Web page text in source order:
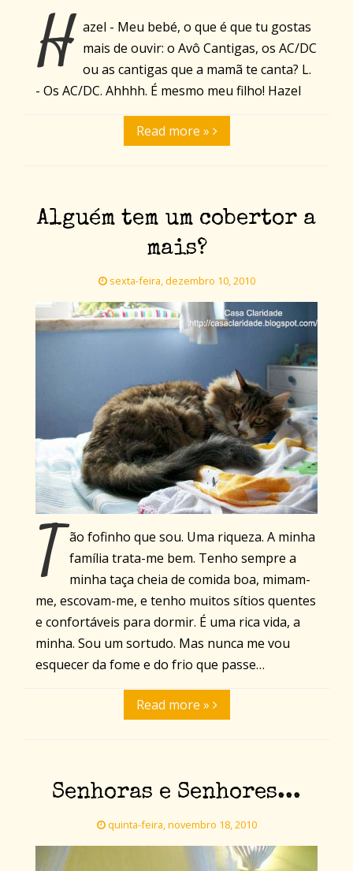
H azel - Meu bebé, o que é que tu gostas
mais de ouvir: o Avô Cantigas, os AC/DC
ou as cantigas que a mamã te canta? L.
- Os AC/DC. Ahhhh. É mesmo meu filho! Hazel
Read more »
Alguém tem um cobertor a
mais?
sexta-feira, dezembro 10, 2010
T ão fofinho que sou. Uma riqueza. A minha
família trata-me bem. Tenho sempre a
minha taça cheia de comida boa, mimam-
me, escovam-me, e tenho muitos sítios quentes
e confortáveis para dormir. É uma rica vida, a
minha. Sou um sortudo. Mas nunca me vou
esquecer da fome e do frio que passe…
Read more »
Senhoras e Senhores...
quinta-feira, novembro 18, 2010